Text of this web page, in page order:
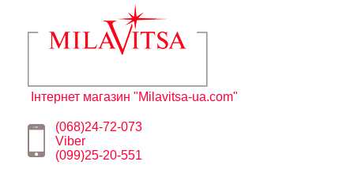
Інтернет магазин "Milavitsa-ua.com"
(068)24-72-073
Viber
(099)25-20-551